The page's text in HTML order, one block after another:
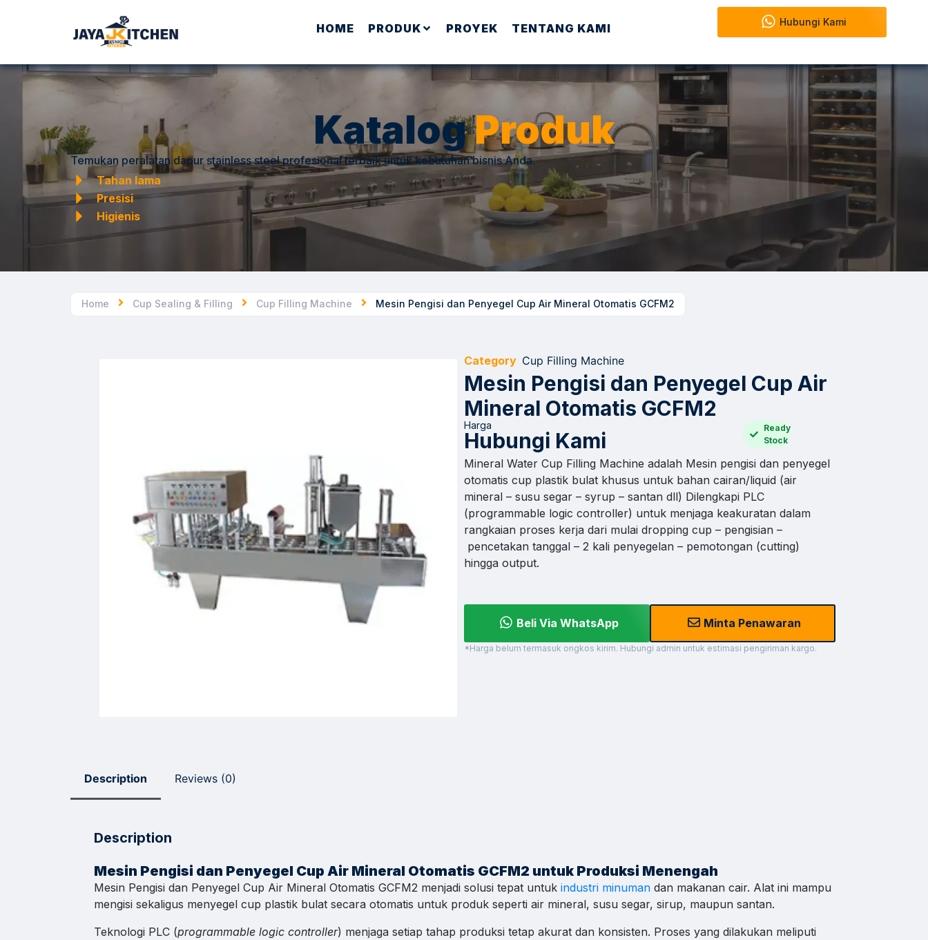
HOME PRODUK PROYEK TENTANG KAMI Hubungi Kami
KatalogProduk
Temukan peralatan dapur stainless steel profesional terbaik untuk kebutuhan bisnis Anda.
Tahan lama
Presisi
Higienis
Home Cup Sealing & Filling Cup Filling Machine Mesin Pengisi dan Penyegel Cup Air Mineral Otomatis GCFM2
Category Cup Filling Machine
Mesin Pengisi dan Penyegel Cup Air
Mineral Otomatis GCFM2
Harga
Hubungi Kami
Ready
Stock
Mineral Water Cup Filling Machine adalah Mesin pengisi dan penyegel
otomatis cup plastik bulat khusus untuk bahan cairan/liquid (air
mineral – susu segar – syrup – santan dll) Dilengkapi PLC
(programmable logic controller) untuk menjaga keakuratan dalam
rangkaian proses kerja dari mulai dropping cup – pengisian –
pencetakan tanggal – 2 kali penyegelan – pemotongan (cutting)
hingga output.
Beli Via WhatsApp Minta Penawaran
*Harga belum termasuk ongkos kirim. Hubungi admin untuk estimasi pengiriman kargo.
Description Reviews (0)
Description
Mesin Pengisi dan Penyegel Cup Air Mineral Otomatis GCFM2 untuk Produksi Menengah
Mesin Pengisi dan Penyegel Cup Air Mineral Otomatis GCFM2 menjadi solusi tepat untuk industri minuman dan makanan cair. Alat ini mampu
mengisi sekaligus menyegel cup plastik bulat secara otomatis untuk produk seperti air mineral, susu segar, sirup, maupun santan.
Teknologi PLC (programmable logic controller) menjaga setiap tahap produksi tetap akurat dan konsisten. Proses yang dilakukan meliputi
×
Jam Operasional 08.00–17.00
Chat WA
Admin
Jam Operasional 08.00–17.00